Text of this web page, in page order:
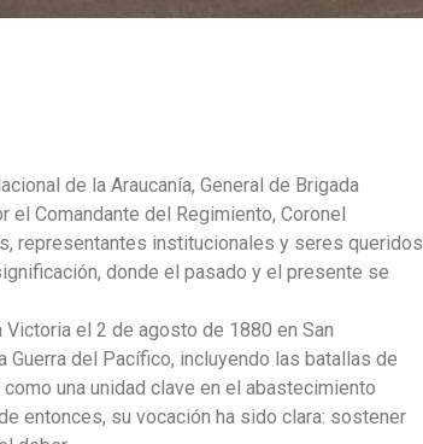
de la Araucanía, General de Brigada
el Comandante del Regimiento, Coronel
representantes institucionales y seres queridos
donde el pasado y el presente se
el 2 de agosto de 1880 en San
Guerra del Pacífico, incluyendo las batallas de
una unidad clave en el abastecimiento
entonces, su vocación ha sido clara: sostener